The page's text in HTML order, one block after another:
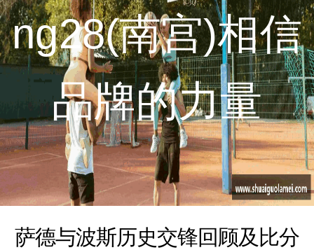
ng28(南宫)相信
品牌的力量
萨德与波斯历史交锋回顾及比分